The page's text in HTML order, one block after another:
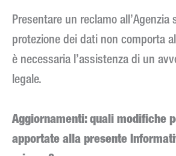
Presentare un reclamo all’Agenzia
protezione dei dati non comporta
è necessaria l’assistenza di un
legale.
Aggiornamenti: quali modifiche
apportate alla presente